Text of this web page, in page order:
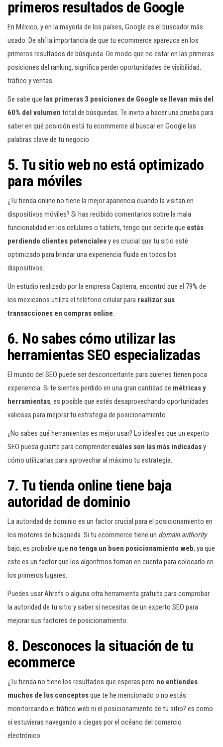
primeros resultados de Google
En México, y en la mayoría de los países, Google es el buscador más
usado. De ahí la importancia de que tu ecommerce aparezca en los
primeros resultados de búsqueda. De modo que no estar en las primeras
posiciones del ranking, significa perder oportunidades de visibilidad,
tráfico y ventas.
Se sabe que las primeras 3 posiciones de Google se llevan más del
60% del volumen total de búsquedas. Te invito a hacer una prueba para
saber en qué posición está tu ecommerce al buscar en Google las
palabras clave de tu negocio.
5. Tu sitio web no está optimizado
para móviles
¿Tu tienda online no tiene la mejor apariencia cuando la visitan en
dispositivos móviles? Si has recibido comentarios sobre la mala
funcionalidad en los celulares o tablets, tengo que decirte que estás
perdiendo clientes potencialesy es crucial que tu sitio esté
optimizado para brindar una experiencia fluida en todos los
dispositivos.
Un estudio realizado por la empresa Capterra, encontró que el 79% de
los mexicanos utiliza el teléfono celular para realizar sus
transacciones en compras online.
6. No sabes cómo utilizar las
herramientas SEO especializadas
El mundo del SEO puede ser desconcertante para quienes tienen poca
experiencia. Si te sientes perdido en una gran cantidad de métricas y
herramientas, es posible que estés desaprovechando oportunidades
valiosas para mejorar tu estrategia de posicionamiento.
¿No sabes qué herramientas es mejor usar? Lo ideal es que un experto
SEO pueda guiarte para comprender cuáles son las más indicadasy
cómo utilizarlas para aprovechar al máximo tu estrategia.
7. Tu tienda online tiene baja
autoridad de dominio
La autoridad de dominio es un factor crucial para el posicionamiento en
los motores de búsqueda. Si tu ecommerce tiene un domain authority
bajo, es probable que no tenga un buen posicionamiento web, ya que
este es un factor que los algoritmos toman en cuenta para colocarlo en
los primeros lugares.
Puedes usar Ahrefs o alguna otra herramienta gratuita para comprobar
la autoridad de tu sitio y saber si necesitas de un experto SEO para
mejorar sus factores de posicionamiento.
8. Desconoces la situación de tu
ecommerce
¿Tu tienda no tiene los resultados que esperas pero no entiendes
muchos de los conceptosque te he mencionado o no estás
monitoreando el tráfico web ni el posicionamiento de tu sitio? es como
si estuvieras navegando a ciegas por el océano del comercio
electrónico.